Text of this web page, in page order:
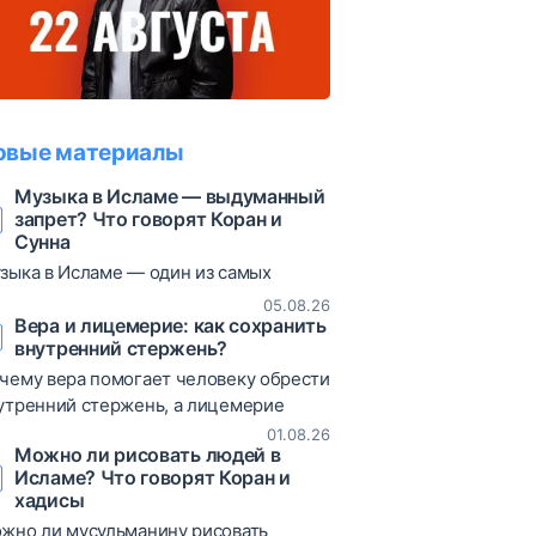
материалы
Музыка в Исламе — выдуманный
запрет? Что говорят Коран и
Сунна
в Исламе — один из самых
коранические аяты, хадисы
богословские мнения,
объективно взглянуть на
вопрос.
05.08.26
Вера и лицемерие: как сохранить
внутренний стержень?
вера помогает человеку обрести
стержень, а лицемерие
к постоянным сомнениям и
В статье рассматриваются
Корана, хадисы и богословские
о природе лицемерия,
01.08.26
Можно ли рисовать людей в
Исламе? Что говорят Коран и
хадисы
ли мусульманину рисовать